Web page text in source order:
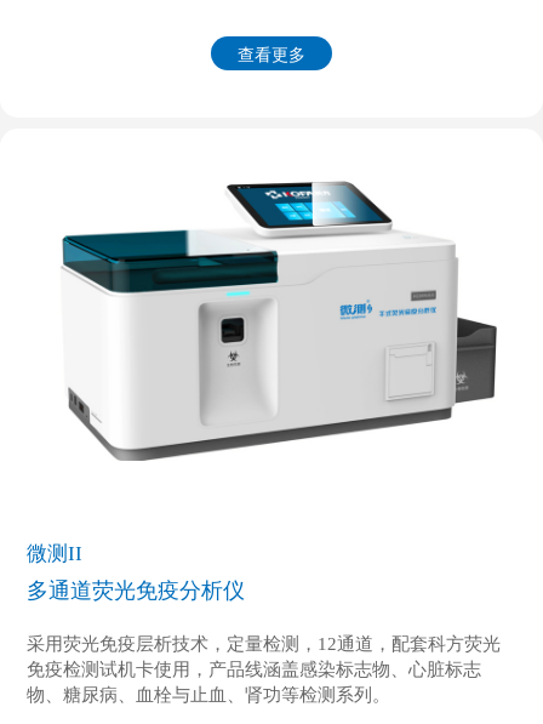
查看更多
微测II
多通道荧光免疫分析仪
采用荧光免疫层析技术，定量检测，12通道，配套科方荧光
免疫检测试机卡使用，产品线涵盖感染标志物、心脏标志
物、糖尿病、血栓与止血、肾功等检测系列。